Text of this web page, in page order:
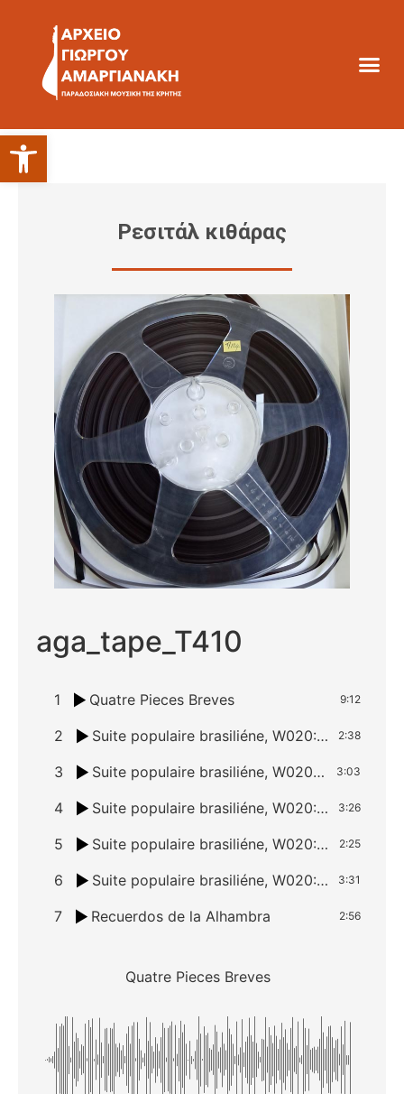
Ανοίξτε τη γραμμή εργαλείων
Ρεσιτάλ κιθάρας
aga_tape_T410
1 Quatre Pieces Breves 9:12
2 Suite populaire brasiliéne, W020: I. Mazurka – Choro 2:38
3 Suite populaire brasiliéne, W020: II. Schottish – Choro 3:03
4 Suite populaire brasiliéne, W020: III. Valsa – Choro 3:26
5 Suite populaire brasiliéne, W020: IV Gavotta – Choro 2:25
6 Suite populaire brasiliéne, W020: V. Chorihno 3:31
7 Recuerdos de la Alhambra 2:56
Quatre Pieces Breves